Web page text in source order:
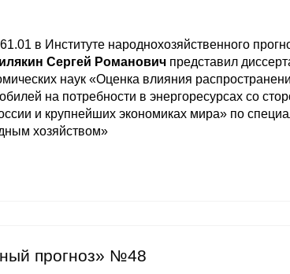
в Институте народнохозяйственного
Сергей Романович представил
наук «Оценка влияния
на потребности в энергоресурсах со
и крупнейших экономиках мира» по
хозяйством»
прогноз» №48